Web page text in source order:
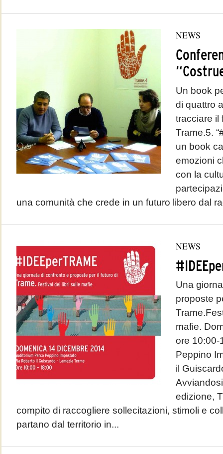
NEWS
Un book
di quattro
tracciare il
Trame.5.
un book
emozioni
con la
una comunità che crede in un futuro libero dal
NEWS
Una
proposte
mafie.
ore 10:00-
Peppino
il
edizione,
compito di raccogliere sollecitazioni, stimoli e
partano dal territorio in...